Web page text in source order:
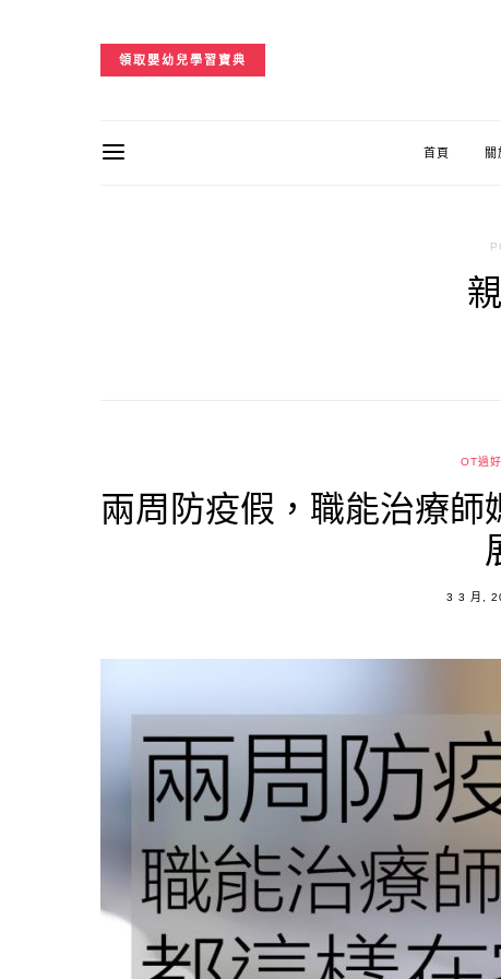
領取嬰幼兒學習寶典
首頁 關
OT過
兩周防疫假，職能治療
POSTED
3 3 月,